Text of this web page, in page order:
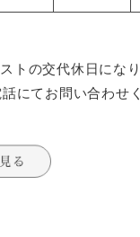
トの交代休日になり
にてお問い合わせ